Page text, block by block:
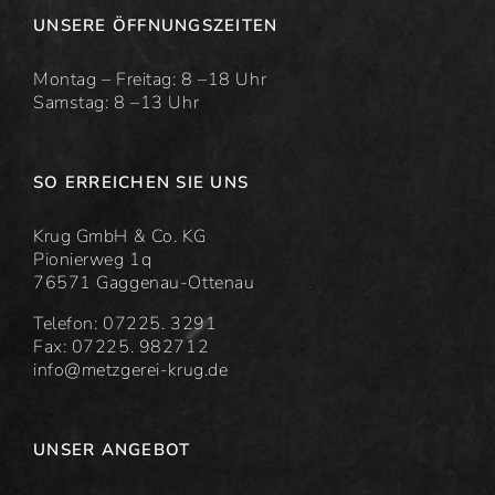
UNSERE ÖFFNUNGSZEITEN
Montag – Freitag: 8 –18 Uhr
Samstag: 8 –13 Uhr
SO ERREICHEN SIE UNS
Krug GmbH & Co. KG
Pionierweg 1q
76571 Gaggenau-Ottenau
Telefon: 07225. 3291
Fax: 07225. 982712
info@metzgerei-krug.de
UNSER ANGEBOT